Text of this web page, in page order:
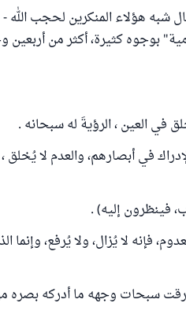
شبه هؤلاء المنكرين لحجب الله
بوجوه كثيرة، أكثر من أربعين
في العين ، الرؤيةَ له سبحانه .
في أبصارهم، والعدم لا يُخلق
فينظرون إليه) .
فإنه لا يُزال، ولا يُرفع، وإنما
سبحات وجهه ما أدركه بصره